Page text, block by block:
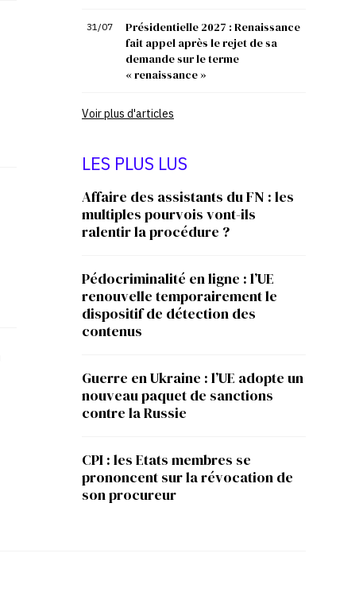
31/07
Présidentielle 2027 : Renaissance
fait appel après le rejet de sa
demande sur le terme
« renaissance »
Voir plus d'articles
LES PLUS LUS
Affaire des assistants du FN : les
multiples pourvois vont-ils
ralentir la procédure ?
Pédocriminalité en ligne : l’UE
renouvelle temporairement le
dispositif de détection des
contenus
Guerre en Ukraine : l’UE adopte un
nouveau paquet de sanctions
contre la Russie
CPI : les Etats membres se
prononcent sur la révocation de
son procureur